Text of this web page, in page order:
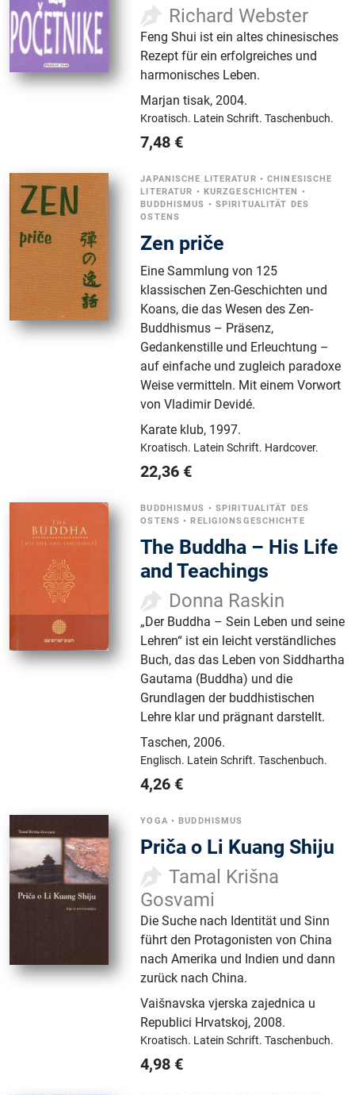
Richard Webster
Feng Shui ist ein altes chinesisches
Rezept für ein erfolgreiches und
harmonisches Leben.
Marjan tisak,2004.
Kroatisch. Latein Schrift.Taschenbuch.
7,48 €
JAPANISCHE LITERATUR •CHINESISCHE
LITERATUR • KURZGESCHICHTEN •
BUDDHISMUS • SPIRITUALITÄT DES
OSTENS
Zen priče
Eine Sammlung von 125
klassischen Zen-Geschichten und
Koans, die das Wesen des Zen-
Buddhismus – Präsenz,
Gedankenstille und Erleuchtung –
auf einfache und zugleich paradoxe
Weise vermitteln. Mit einem Vorwort
von Vladimir Devidé.
Karate klub, 1997.
Kroatisch. Latein Schrift. Hardcover.
22,36 €
BUDDHISMUS • SPIRITUALITÄT DES
OSTENS •RELIGIONSGESCHICHTE
The Buddha – His Life
and Teachings
Donna Raskin
„Der Buddha – Sein Leben und seine
Lehren“ ist ein leicht verständliches
Buch, das das Leben von Siddhartha
Gautama (Buddha) und die
Grundlagen der buddhistischen
Lehre klar und prägnant darstellt.
Taschen,2006.
Englisch. Latein Schrift.Taschenbuch.
4,26 €
YOGA •BUDDHISMUS
Priča o Li Kuang Shiju
Tamal Krišna
Gosvami
Die Suche nach Identität und Sinn
führt den Protagonisten von China
nach Amerika und Indien und dann
zurück nach China.
Vaišnavska vjerska zajednica u
Republici Hrvatskoj,2008.
Kroatisch. Latein Schrift.Taschenbuch.
4,98 €